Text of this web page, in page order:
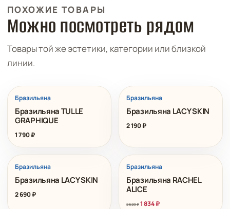
ПОХОЖИЕ ТОВАРЫ
Можно посмотреть рядом
Товары той же эстетики, категории или близкой
линии.
Бразильяна
Бразильяна TULLE
GRAPHIQUE
1 790₽
Бразильяна
Бразильяна LACY SKIN
2 190₽
Бразильяна
Бразильяна LACY SKIN
2 690₽
Бразильяна
Бразильяна RACHEL
ALICE
2 620₽ Первоначальная
1 834₽Текущая